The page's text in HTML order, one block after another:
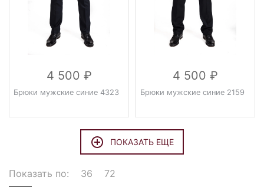
4 500
Брюки мужские синие 4323
4 500
Брюки мужские синие 2159
ПОКАЗАТЬ ЕЩЕ
Показать по: 36
72